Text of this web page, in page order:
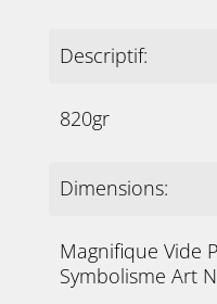
Descriptif:
820gr
Dimensions:
Magnifique Vide
Symbolisme Art